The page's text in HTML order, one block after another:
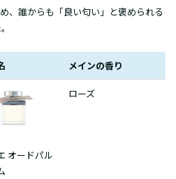
、誰からも「良い匂い」と褒められる
メインの香り
オードパル
ローズ